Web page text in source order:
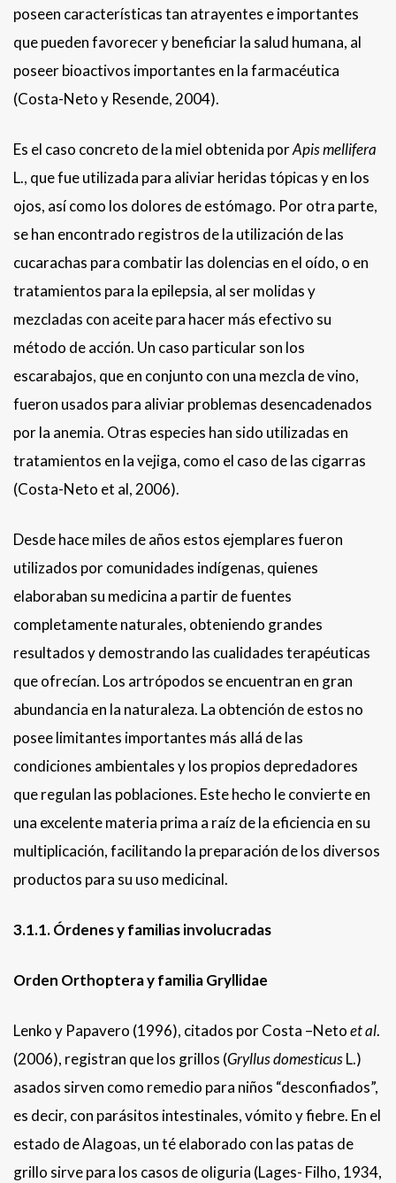
poseen características tan atrayentes e importantes
que pueden favorecer y beneficiar la salud humana, al
poseer bioactivos importantes en la farmacéutica
(Costa-Neto y Resende, 2004).
Es el caso concreto de la miel obtenida porApis mellifera
L., que fue utilizada para aliviar heridas tópicas y en los
ojos, así como los dolores de estómago. Por otra parte,
se han encontrado registros de la utilización de las
cucarachas para combatir las dolencias en el oído, o en
tratamientos para la epilepsia, al ser molidas y
mezcladas con aceite para hacer más efectivo su
método de acción. Un caso particular son los
escarabajos, que en conjunto con una mezcla de vino,
fueron usados para aliviar problemas desencadenados
por la anemia. Otras especies han sido utilizadas en
tratamientos en la vejiga, como el caso de las cigarras
(Costa-Neto et al, 2006).
Desde hace miles de años estos ejemplares fueron
utilizados por comunidades indígenas, quienes
elaboraban su medicina a partir de fuentes
completamente naturales, obteniendo grandes
resultados y demostrando las cualidades terapéuticas
que ofrecían. Los artrópodos se encuentran en gran
abundancia en la naturaleza. La obtención de estos no
posee limitantes importantes más allá de las
condiciones ambientales y los propios depredadores
que regulan las poblaciones. Este hecho le convierte en
una excelente materia prima a raíz de la eficiencia en su
multiplicación, facilitando la preparación de los diversos
productos para su uso medicinal.
3.1.1. Órdenes y familias involucradas
Orden Orthoptera y familia Gryllidae
Lenko y Papavero (1996), citados por Costa –Netoet al.
(2006), registran que los grillos (Gryllus domesticusL.)
asados sirven como remedio para niños “desconfiados”,
es decir, con parásitos intestinales, vómito y fiebre. En el
estado de Alagoas, un té elaborado con las patas de
grillo sirve para los casos de oliguria (Lages- Filho, 1934,